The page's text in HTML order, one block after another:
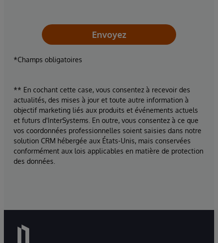
Envoyez
*Champs obligatoires
** En cochant cette case, vous consentez à recevoir des
actualités, des mises à jour et toute autre information à
objectif marketing liés aux produits et événements actuels
et futurs d'InterSystems. En outre, vous consentez à ce que
vos coordonnées professionnelles soient saisies dans notre
solution CRM hébergée aux États-Unis, mais conservées
conformément aux lois applicables en matière de protection
des données.